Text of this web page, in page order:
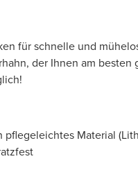
für schnelle und
der Ihnen am
Material